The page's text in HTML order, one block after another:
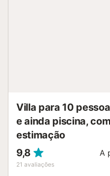
Villa para 10
e ainda piscina,
estimação
9,8
21 avaliações
A